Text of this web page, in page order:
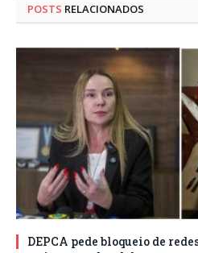
POSTS RELACIONADOS
DEPCA pede bloqueio de